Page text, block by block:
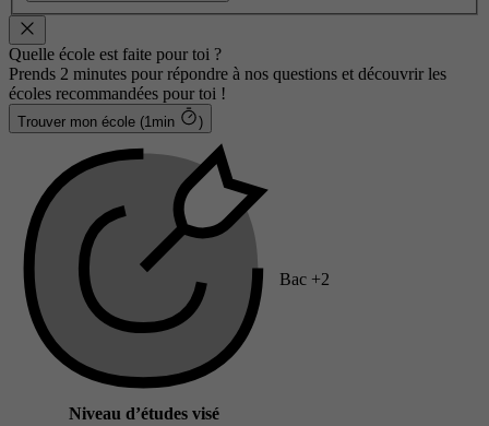
Quelle école est faite pour toi ?
Prends 2 minutes pour répondre à nos questions et découvrir les
écoles recommandées pour toi !
Trouver mon école (1min )
Niveau d’études visé
Bac +2